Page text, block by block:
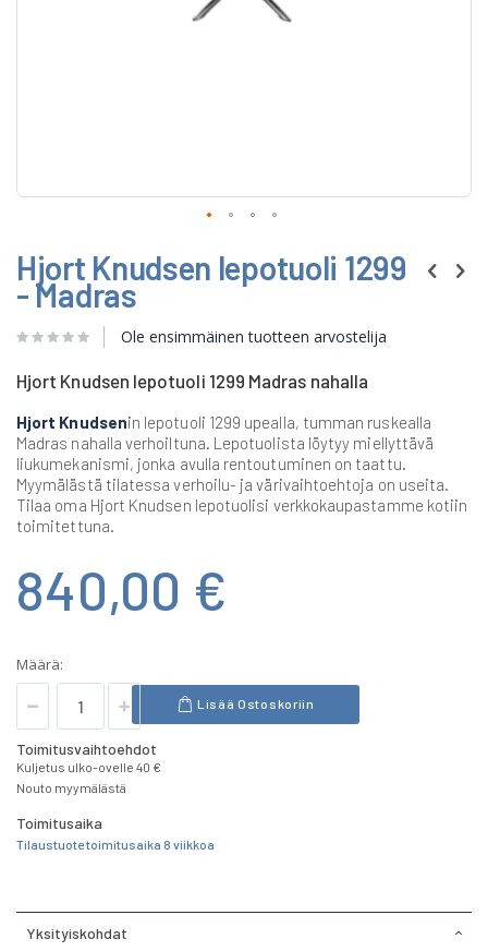
to
the
beginning
the
gallery
Hjort Knudsen lepotuoli 1299
- Madras
Ole ensimmäinen tuotteen arvostelija
Hjort Knudsen lepotuoli 1299 Madras nahalla
Hjort Knudsenin lepotuoli 1299 upealla, tumman ruskealla
Madras nahalla verhoiltuna. Lepotuolista löytyy miellyttävä
liukumekanismi, jonka avulla rentoutuminen on taattu.
Myymälästä tilatessa verhoilu- ja värivaihtoehtoja on useita.
Tilaa oma Hjort Knudsen lepotuolisi verkkokaupastamme kotiin
toimitettuna.
840,00 €
Määrä:
Lisää Ostoskoriin
Toimitusvaihtoehdot
Kuljetus ulko-ovelle 40 €
Nouto myymälästä
Toimitusaika
Tilaustuote toimitusaika 8 viikkoa
Yksityiskohdat